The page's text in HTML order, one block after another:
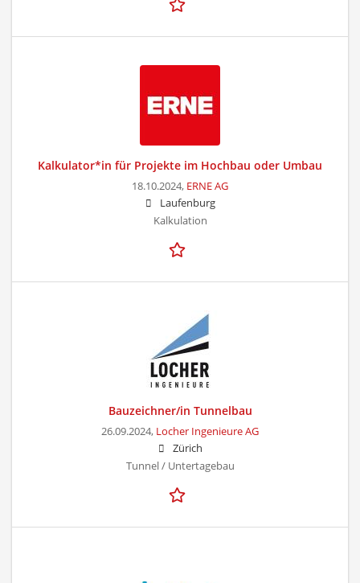
Kalkulator*in für Projekte im Hochbau oder Umbau
18.10.2024, ERNE AG
Laufenburg
Kalkulation
Bauzeichner/in Tunnelbau
26.09.2024, Locher Ingenieure AG
Zürich
Tunnel / Untertagebau